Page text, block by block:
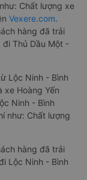
Chất lượng xe
Vexere.com.
hàng đã trải
đi Thủ Dầu Một -
Lộc Ninh - Bình
Hoàng Yến
Ninh - Bình
như: Chất lượng
hàng đã trải
Lộc Ninh - Bình